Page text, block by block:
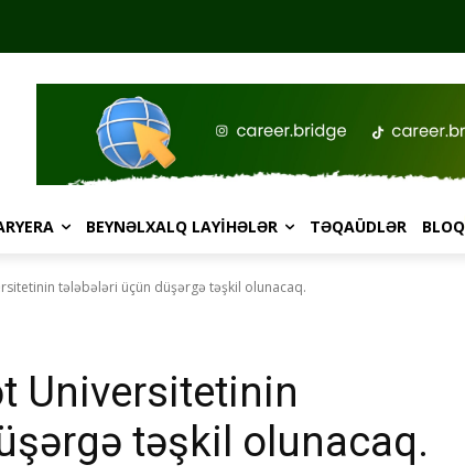
BEYNƏLXALQ LAYIHƏLƏR TƏQAÜDLƏR BLOQ
tələbələri üçün düşərgə təşkil olunacaq.
Universitetinin
təşkil olunacaq.